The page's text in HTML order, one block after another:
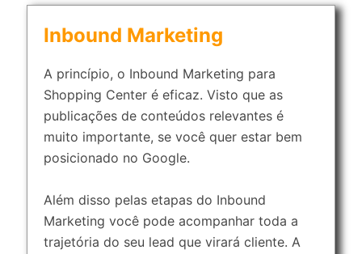
Inbound Marketing
A princípio, o Inbound Marketing para
Shopping Center é eficaz. Visto que as
publicações de conteúdos relevantes é
muito importante, se você quer estar bem
posicionado no Google.
Além disso pelas etapas do Inbound
Marketing você pode acompanhar toda a
trajetória do seu lead que virará cliente. A